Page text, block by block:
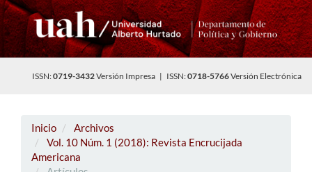
ISSN:0719-3432Versión Impresa | ISSN:0718-5766Versión Electrónica
Inicio
Archivos
Vol. 10 Núm. 1 (2018): Revista Encrucijada
Americana